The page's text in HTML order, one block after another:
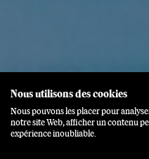
Nous utilisons des cookies
Nous pouvons les placer pour
notre site Web, afficher un contenu
expérience inoubliable.